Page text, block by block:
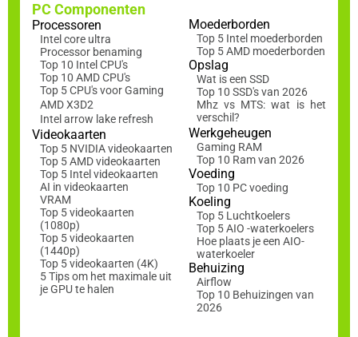
PC Componenten
Processoren
Intel core ultra
Processor benaming
Top 10 Intel CPU's
Top 10 AMD CPU's
Top 5 CPU's voor Gaming
AMD X3D2
Intel arrow lake refresh
Videokaarten
Top 5 NVIDIA videokaarten
Top 5 AMD videokaarten
Top 5 Intel videokaarten
AI in videokaarten
VRAM
Top 5 videokaarten
(1080p)
Top 5 videokaarten
(1440p)
Top 5 videokaarten (4K)
5 Tips om het maximale uit
je GPU te halen
Moederborden
Top 5 Intel moederborden
Top 5 AMD moederborden
Opslag
Wat is een SSD
Top 10 SSD's van 2026
Mhz vs MTS: wat is het
verschil?
Werkgeheugen
Gaming RAM
Top 10 Ram van 2026
Voeding
Top 10 PC voeding
Koeling
Top 5 Luchtkoelers
Top 5 AIO -waterkoelers
Hoe plaats je een AIO-
waterkoeler
Behuizing
Airflow
Top 10 Behuizingen van
2026